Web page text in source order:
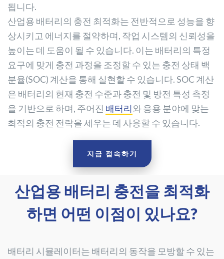
됩니다.
산업용 배터리의 충전 최적화는 전반적으로 성능을 향
상시키고 에너지를 절약하며, 작업 시스템의 신뢰성을
높이는 데 도움이 될 수 있습니다. 이는 배터리의 특정
요구에 맞게 충전 과정을 조정할 수 있는 충전 상태 백
분율(SOC) 계산을 통해 실현할 수 있습니다. SOC 계산
은 배터리의 현재 충전 수준과 충전 및 방전 특성 측정
을 기반으로 하며, 주어진 배터리와 응용 분야에 맞는
최적의 충전 전략을 세우는 데 사용할 수 있습니다.
지금 접속하기
산업용 배터리 충전을 최적화
하면 어떤 이점이 있나요?
배터리 시뮬레이터는 배터리의 동작을 모방할 수 있는